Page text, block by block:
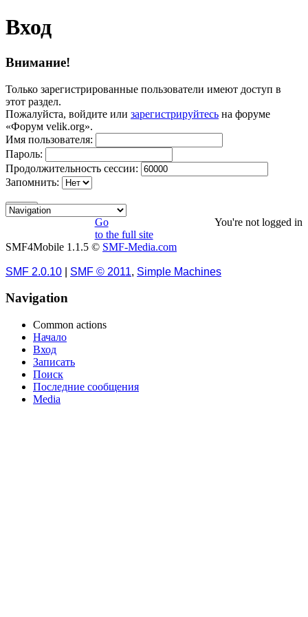
Вход
Внимание!
Только зарегистрированные пользователи имеют доступ в
этот раздел.
Пожалуйста, войдите или зарегистрируйтесь на форуме
«Форум velik.org».
Имя пользователя:
Пароль:
Продолжительность сессии:
Запомнить:
You're not logged in
Go
to the full site
SMF4Mobile 1.1.5 © SMF-Media.com
SMF 2.0.10 SMF © 2011, Simple Machines
Navigation
Common actions
Начало
Вход
Записать
Поиск
Последние сообщения
Media